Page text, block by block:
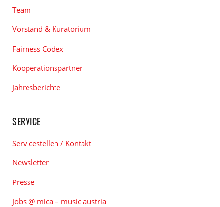
Team
Vorstand & Kuratorium
Fairness Codex
Kooperationspartner
Jahresberichte
SERVICE
Servicestellen / Kontakt
Newsletter
Presse
Jobs @ mica – music austria